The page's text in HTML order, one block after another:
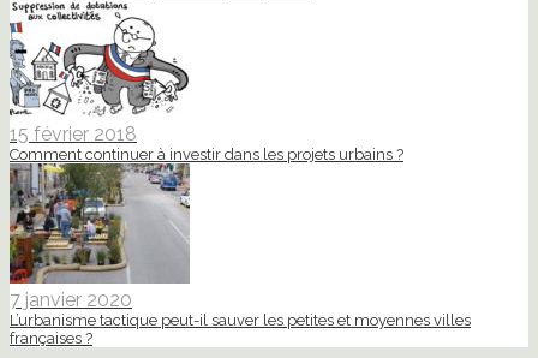
15 février 2018
Comment continuer à investir dans les projets urbains ?
7 janvier 2020
L’urbanisme tactique peut-il sauver les petites et moyennes villes
françaises ?